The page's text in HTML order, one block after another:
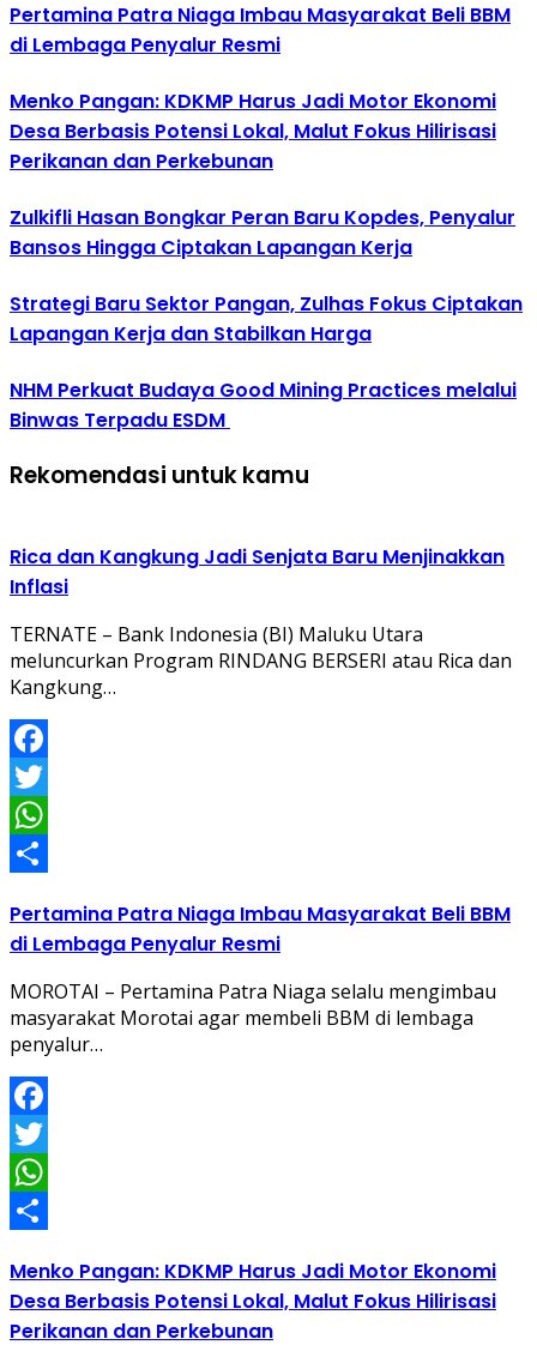
Pertamina Patra Niaga Imbau Masyarakat Beli BBM
di Lembaga Penyalur Resmi
Menko Pangan: KDKMP Harus Jadi Motor Ekonomi
Desa Berbasis Potensi Lokal, Malut Fokus Hilirisasi
Perikanan dan Perkebunan
Zulkifli Hasan Bongkar Peran Baru Kopdes, Penyalur
Bansos Hingga Ciptakan Lapangan Kerja
Strategi Baru Sektor Pangan, Zulhas Fokus Ciptakan
Lapangan Kerja dan Stabilkan Harga
NHM Perkuat Budaya Good Mining Practices melalui
Binwas Terpadu ESDM
Rekomendasi untuk kamu
Rica dan Kangkung Jadi Senjata Baru Menjinakkan
Inflasi
TERNATE – Bank Indonesia (BI) Maluku Utara
meluncurkan Program RINDANG BERSERI atau Rica dan
Kangkung…
Facebook
Twitter
WhatsApp
Pertamina Patra Niaga Imbau Masyarakat Beli BBM
di Lembaga Penyalur Resmi
MOROTAI – Pertamina Patra Niaga selalu mengimbau
masyarakat Morotai agar membeli BBM di lembaga
penyalur…
Facebook
Twitter
WhatsApp
Menko Pangan: KDKMP Harus Jadi Motor Ekonomi
Desa Berbasis Potensi Lokal, Malut Fokus Hilirisasi
Perikanan dan Perkebunan